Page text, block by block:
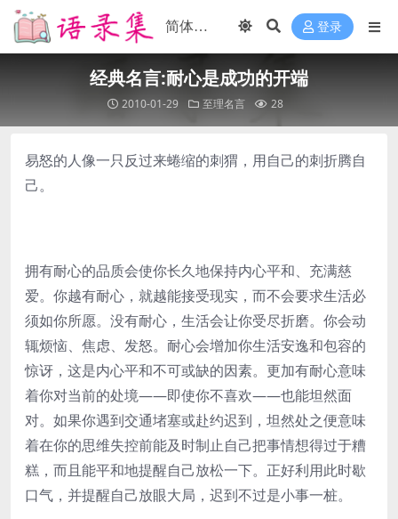
登录
经典名言:耐心是成功的开端
2010-01-29 至理名言 28
易怒的人像一只反过来蜷缩的刺猬，用自己的刺折腾自
己。
拥有耐心的品质会使你长久地保持内心平和、充满慈
爱。你越有耐心，就越能接受现实，而不会要求生活必
须如你所愿。没有耐心，生活会让你受尽折磨。你会动
辄烦恼、焦虑、发怒。耐心会增加你生活安逸和包容的
惊讶，这是内心平和不可或缺的因素。更加有耐心意味
着你对当前的处境——即使你不喜欢——也能坦然面
对。如果你遇到交通堵塞或赴约迟到，坦然处之便意味
着在你的思维失控前能及时制止自己把事情想得过于糟
糕，而且能平和地提醒自己放松一下。正好利用此时歇
口气，并提醒自己放眼大局，迟到不过是小事一桩。